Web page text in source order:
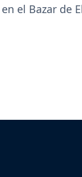
el Bazar de